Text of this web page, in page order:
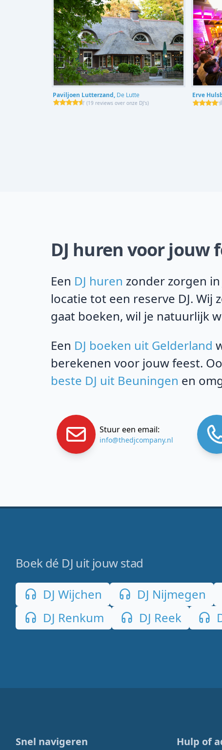
Paviljoen Lutterzand, De Lutte
(19 reviews over onze DJ's)
Erve
DJ huren voor jouw
Een DJ huren zonder zorgen
locatie tot een reserve DJ.
gaat boeken, wil je natuurlijk
Een DJ boeken uit Gelderland
berekenen voor jouw feest.
beste DJ uit Beuningen en
Stuur een email:
info@thedjcompany.nl
Boek dé DJ uit jouw stad
DJ Wijchen
DJ Nijmegen
DJ Renkum
DJ Reek
Snel navigeren Hulp of